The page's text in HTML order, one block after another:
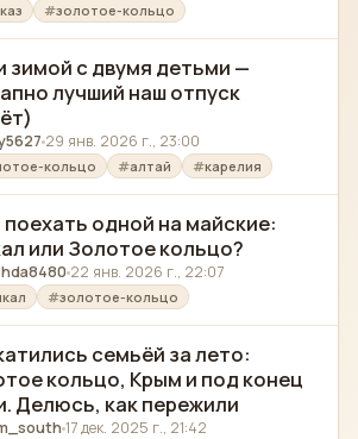
золотое-кольцо
зимой с двумя детьми —
лучший наш отпуск
29 янв. 2026 г., 23:00
кольцо алтай карелия
поехать одной на майские:
или Золотое кольцо?
22 янв. 2026 г., 22:07
золотое-кольцо
семьёй за лето:
кольцо, Крым и под конец
Делюсь, как пережили
17 дек. 2025 г., 21:42